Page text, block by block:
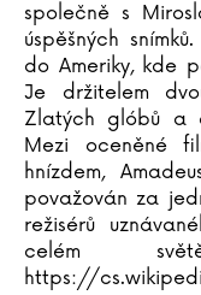
společně s
úspěšných
do Ameriky, kde
Je držitelem
Zlatých glóbů a
Mezi oceněné
hnízdem,
považován za
režisérů
celém
https://